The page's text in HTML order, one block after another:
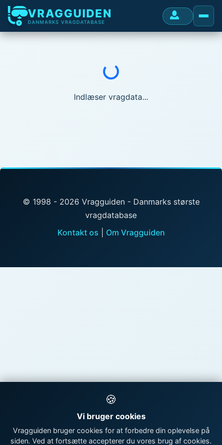
VRAGGUIDEN
DANMARKS VRAGDATABASE
Indlæser...
Indlæser vragdata...
© 1998 - 2026 Vragguiden - Danmarks største
vragdatabase
Kontakt os
Om Vragguiden
🍪
Vi bruger cookies
Vragguiden bruger cookies for at forbedre din oplevelse på
siden. Ved at fortsætte accepterer du vores brug af cookies.